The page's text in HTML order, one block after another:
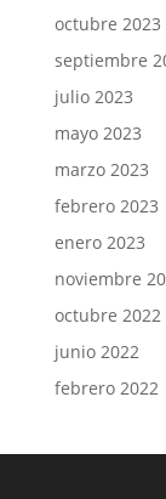
octubre 2023
septiembre
julio 2023
mayo 2023
marzo 2023
febrero 2023
enero 2023
noviembre
octubre 2022
junio 2022
febrero 2022